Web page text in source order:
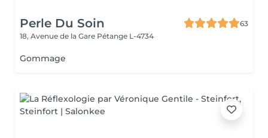
Perle Du Soin
63
18, Avenue de la Gare Pétange L-4734
Gommage